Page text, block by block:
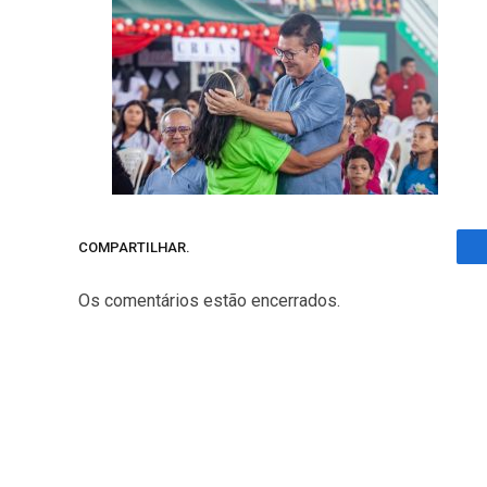
COMPARTILHAR.
Os comentários estão encerrados.